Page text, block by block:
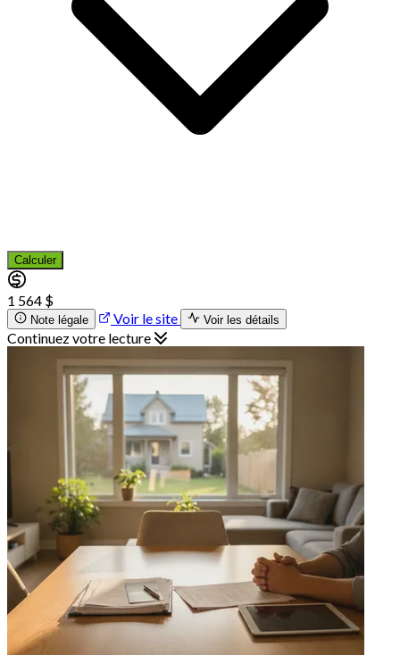
Calculer
1 564 $
Note légale Voir le site Voir les détails
Continuez votre lecture